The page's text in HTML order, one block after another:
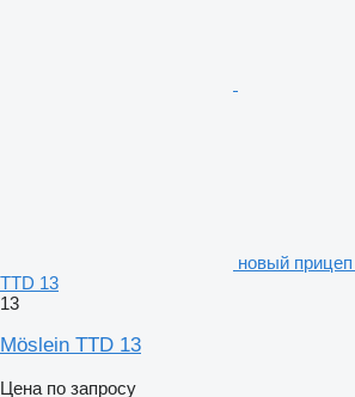
новый
TTD 13
13
Möslein TTD 13
Цена по запросу